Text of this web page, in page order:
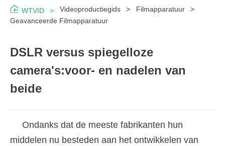
WTVID Videoproductiegids
Filmapparatuur
Geavanceerde Filmapparatuur
DSLR versus spiegelloze
camera's:voor- en nadelen van
beide
Ondanks dat de meeste fabrikanten hun
middelen nu besteden aan het ontwikkelen van